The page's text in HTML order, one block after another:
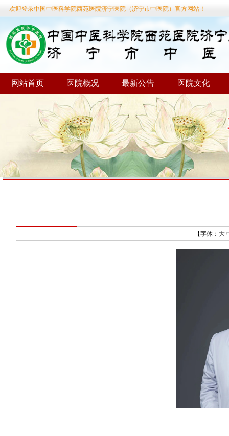
欢迎登录中国中医科学院西苑医院济宁医院（济宁市中医院）官方网站！
网站首页 医院概况 最新公告 医院文化
外一科
【字体： 大